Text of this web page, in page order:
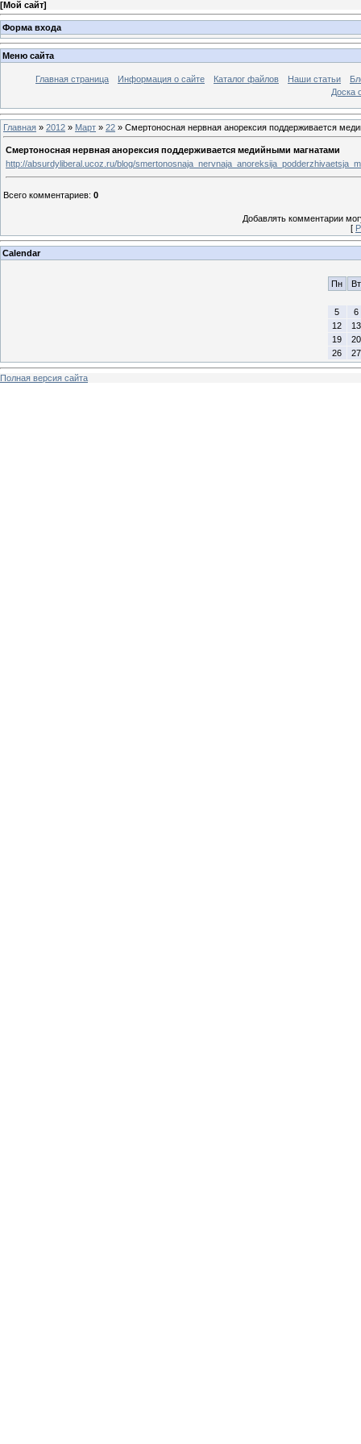
[Мой сайт]
Форма входа
Меню сайта
Главная страница Информация о сайте Каталог файлов Наши статьи
Доска
Главная » 2012 » Март » 22 » Смертоносная нервная анорексия поддерживается
Смертоносная нервная анорексия поддерживается медийными магнатами
http://absurdyliberal.ucoz.ru/blog/
Всего комментариев: 0
Добавлять комментарии
[
Calendar
Пн Вт
5
6
12
13
19
20
26
27
Полная версия сайта